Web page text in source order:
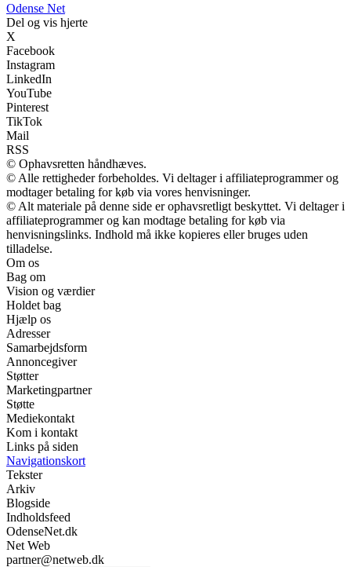
Odense Net
Del og vis hjerte
X
Facebook
Instagram
LinkedIn
YouTube
Pinterest
TikTok
Mail
RSS
© Ophavsretten håndhæves.
© Alle rettigheder forbeholdes. Vi deltager i affiliateprogrammer og
modtager betaling for køb via vores henvisninger.
© Alt materiale på denne side er ophavsretligt beskyttet. Vi deltager i
affiliateprogrammer og kan modtage betaling for køb via
henvisningslinks. Indhold må ikke kopieres eller bruges uden
tilladelse.
Om os
Bag om
Vision og værdier
Holdet bag
Hjælp os
Adresser
Samarbejdsform
Annoncegiver
Støtter
Marketingpartner
Støtte
Mediekontakt
Kom i kontakt
Links på siden
Navigationskort
Tekster
Arkiv
Blogside
Indholdsfeed
OdenseNet.dk
Net Web
partner@netweb.dk